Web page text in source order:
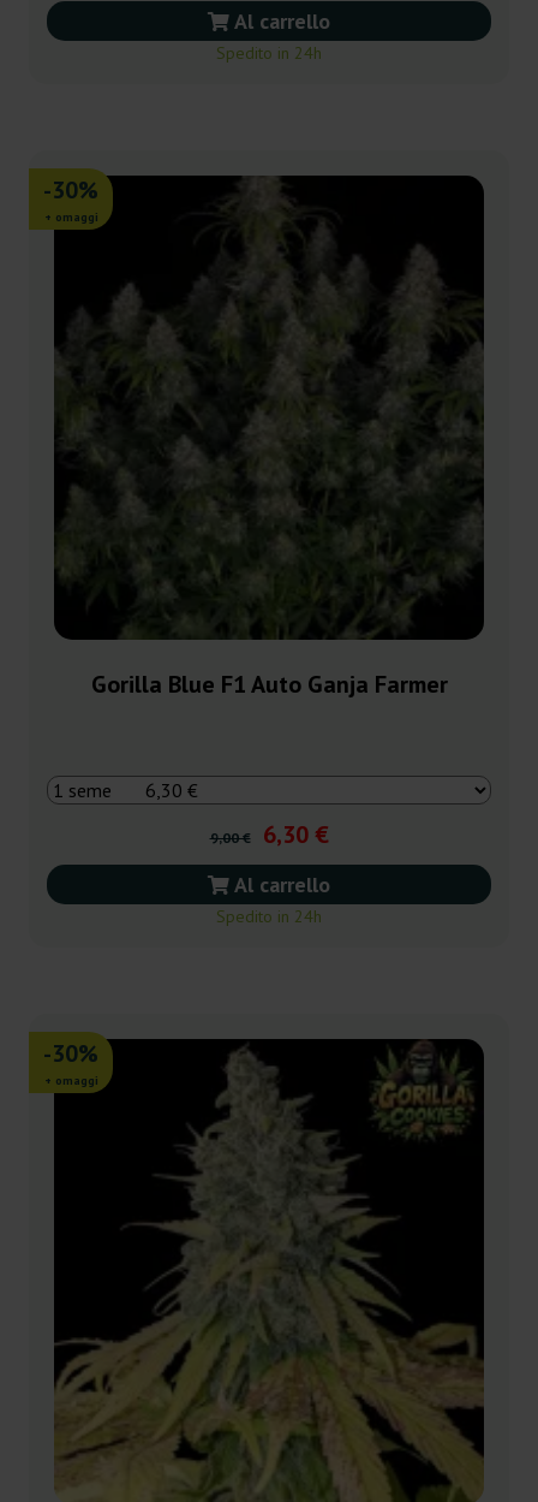
Al carrello
Spedito in 24h
-30%
+ omaggi
Gorilla Blue F1 Auto Ganja Farmer
9,00 € 6,30 €
Al carrello
Spedito in 24h
-30%
+ omaggi